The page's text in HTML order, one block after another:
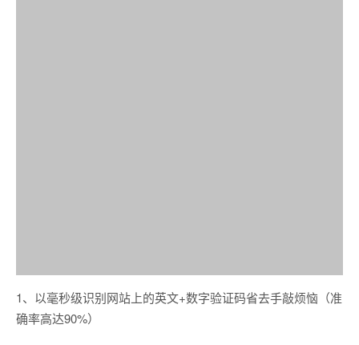
1、以毫秒级识别网站上的英文+数字验证码省去手敲烦恼（准
确率高达90%）